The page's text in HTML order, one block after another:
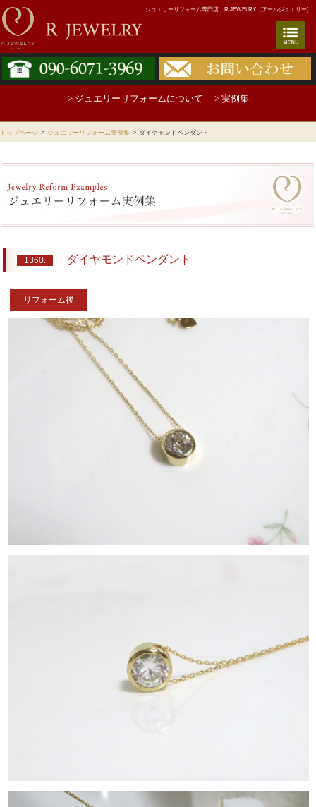
ジュエリーリフォーム専門店 R JEWELRY（アールジュエリー)
> ジュエリーリフォームについて > 実例集
トップページ > ジュエリーリフォーム実例集 > ダイヤモンドペンダント
1360. ダイヤモンドペンダント
リフォーム後